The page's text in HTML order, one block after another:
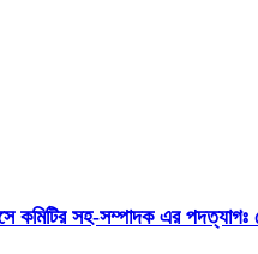
কমিটির সহ-সম্পাদক এর